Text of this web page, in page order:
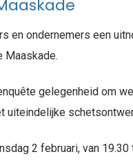
en ondernemers een
Maaskade.
gelegenheid om
uiteindelijke
2 februari, van